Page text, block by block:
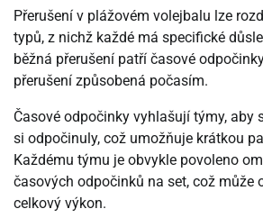
Přerušení v plážovém volejbalu lze
typů, z nichž každé má specifické
běžná přerušení patří časové
přerušení způsobená počasím.
Časové odpočinky vyhlašují týmy, aby
si odpočinuly, což umožňuje krátkou
Každému týmu je obvykle povoleno
časových odpočinků na set, což může
celkový výkon.